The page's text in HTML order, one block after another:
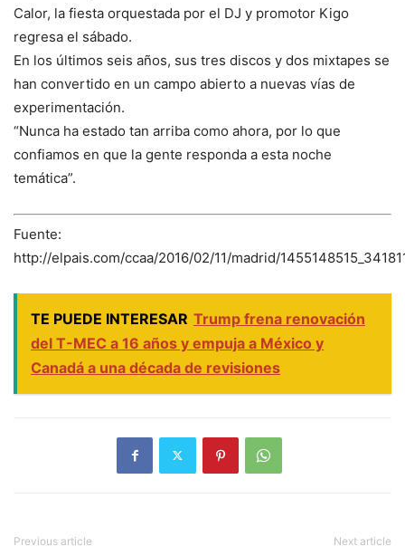
Calor, la fiesta orquestada por el DJ y promotor Kigo
regresa el sábado.
En los últimos seis años, sus tres discos y dos mixtapes se
han convertido en un campo abierto a nuevas vías de
experimentación.
“Nunca ha estado tan arriba como ahora, por lo que
confiamos en que la gente responda a esta noche
temática”.
Fuente:
http://elpais.com/ccaa/2016/02/11/madrid/
TE PUEDE INTERESAR Trump frena renovación
del T-MEC a 16 años y empuja a México y
Canadá a una década de revisiones
Previous article Next article